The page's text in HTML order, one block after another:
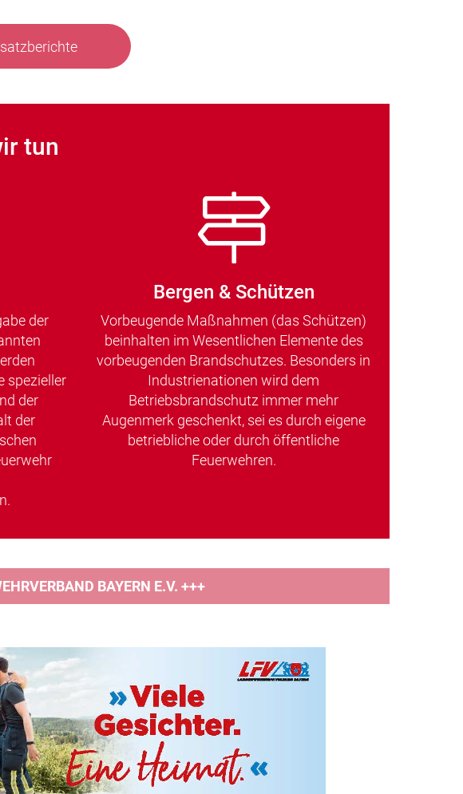
tun
der
spezieller
der
der
Bergen & Schützen
Vorbeugende Maßnahmen (das Schützen)
beinhalten im Wesentlichen Elemente des
vorbeugenden Brandschutzes. Besonders in
Industrienationen wird dem
Betriebsbrandschutz immer mehr
Augenmerk geschenkt, sei es durch eigene
betriebliche oder durch öffentliche
Feuerwehren.
BAYERN E.V. +++